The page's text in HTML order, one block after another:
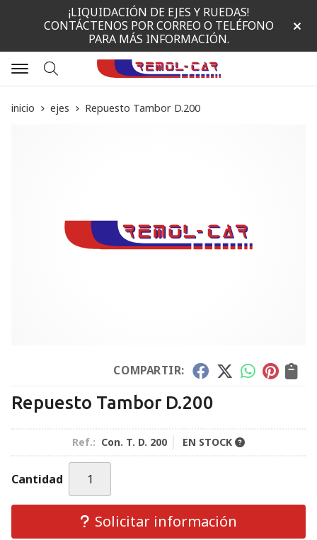
¡LIQUIDACIÓN DE EJES Y RUEDAS!
CONTÁCTENOS POR CORREO O TELÉFONO
PARA MÁS INFORMACIÓN.
Buscar
inicio ejes Repuesto Tambor D.200
COMPARTIR:
Repuesto Tambor D.200
Ref.: Con. T. D. 200 EN STOCK
Cantidad
Solicitar información